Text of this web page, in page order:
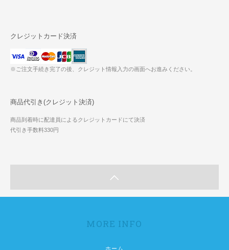
クレジットカード決済
※ご注文手続き完了の後、クレジット情報入力の画面へお進みください。
商品代引き(クレジット決済)
商品到着時に配達員によるクレジットカードにて決済
代引き手数料330円
MORE INFO
ホーム